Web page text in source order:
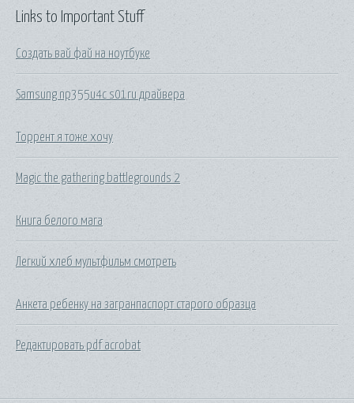
Links to Important Stuff
Создать вай фай на ноутбуке
Samsung np355u4c s01ru драйвера
Торрент я тоже хочу
Magic the gathering battlegrounds 2
Книга белого мага
Легкий хлеб мультфильм смотреть
Анкета ребенку на загранпаспорт старого образца
Редактировать pdf acrobat